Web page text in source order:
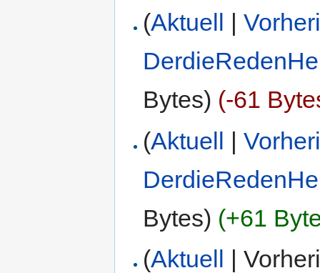
(Aktuell |
Bytes) (-61
(Aktuell |
Bytes) (+61
(Aktuell |